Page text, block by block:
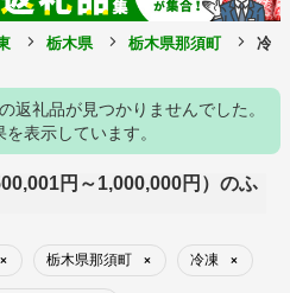
栃木県 栃木県那須町 冷
返礼品が見つかりませんでした。
を表示しています。
円～1,000,000円）のふ
× 栃木県那須町 × 冷凍 ×